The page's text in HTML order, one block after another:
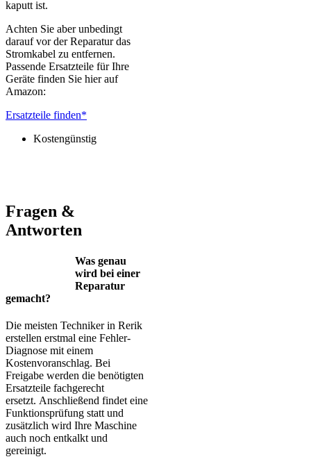
kaputt ist.
Achten Sie aber unbedingt
darauf vor der Reparatur das
Stromkabel zu entfernen.
Passende Ersatzteile für Ihre
Geräte finden Sie hier auf
Amazon:
Ersatzteile finden*
Kostengünstig
Fragen &
Antworten
Was genau
wird bei einer
Reparatur
gemacht?
Die meisten Techniker in Rerik
erstellen erstmal eine Fehler-
Diagnose mit einem
Kostenvoranschlag. Bei
Freigabe werden die benötigten
Ersatzteile fachgerecht
ersetzt. Anschließend findet eine
Funktionsprüfung statt und
zusätzlich wird Ihre Maschine
auch noch entkalkt und
gereinigt.